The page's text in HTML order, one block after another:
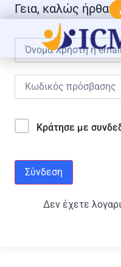
Γεια, καλώς
Κράτησε με
Σύνδεση
Δεν έχετε